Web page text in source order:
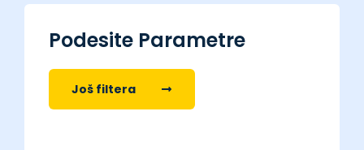
Podesite Parametre
Još filtera